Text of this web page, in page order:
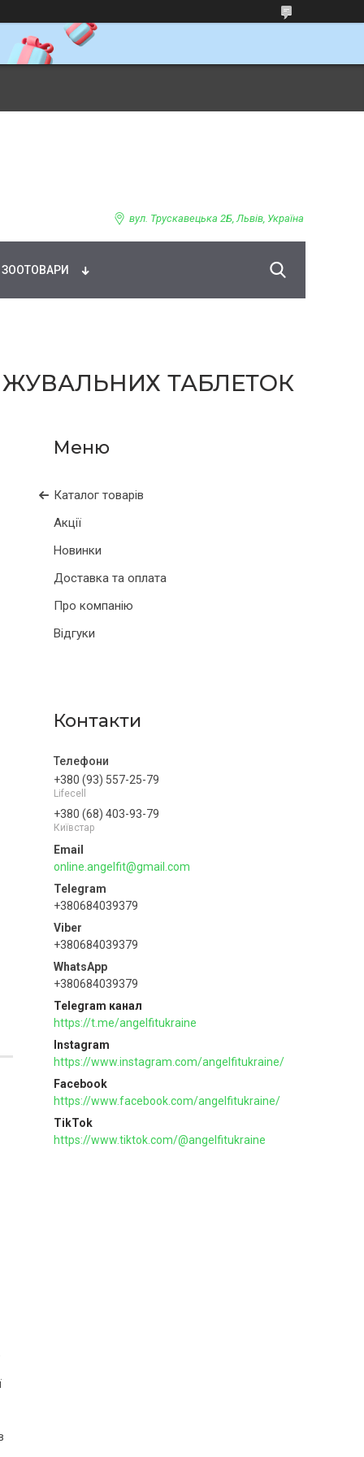
вул. Трускавецька 2Б, Львів, Україна
ЗООТОВАРИ
ЖУВАЛЬНИХ ТАБЛЕТОК
Каталог товарів
Акції
Новинки
Доставка та оплата
Про компанію
Відгуки
Контакти
+380 (93) 557-25-79
Lifecell
+380 (68) 403-93-79
Київстар
online.angelfit@gmail.com
+380684039379
+380684039379
+380684039379
Telegram канал
https://t.me/angelfitukraine
Instagram
https://www.instagram.com/angelfitukraine/
Facebook
https://www.facebook.com/angelfitukraine/
TikTok
https://www.tiktok.com/@angelfitukraine